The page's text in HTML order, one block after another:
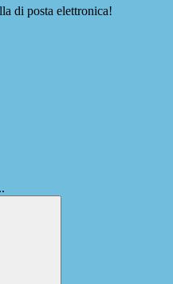
di posta elettronica!